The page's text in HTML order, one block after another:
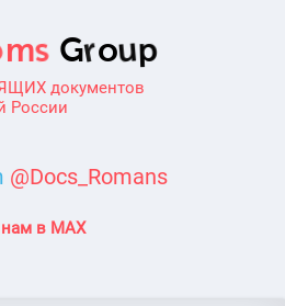
документов
России
@Docs_Romans
в MAX